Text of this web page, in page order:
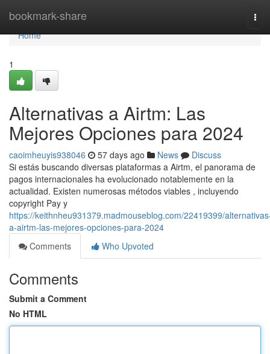
bookmark-share
Home
Home
1
Alternativas a Airtm: Las
Mejores Opciones para 2024
caoimheuyis938046 57 days ago News
Discuss
Si estás buscando diversas plataformas a Airtm, el panorama de
pagos internacionales ha evolucionado notablemente en la
actualidad. Existen numerosas métodos viables , incluyendo
copyright Pay y
https://keithnheu931379.madmouseblog.com/22419399/
a-airtm-las-mejores-opciones-para-2024
Comments
Who Upvoted
Comments
Submit a Comment
No HTML